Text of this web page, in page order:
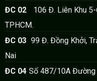
ĐC 02:
106 Đ. Liên Khu 5-
TPHCM.
ĐC 03: 99 Đ. Đồng Khởi,
Nai
ĐC 04: Số 487/10A Đường